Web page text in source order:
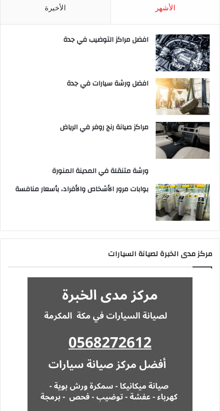
الأشهر الأخيرة
افضل مراكز التوضيب في جدة
افضل ورشة سيارات في جدة
مراكز صيانة رنج روفر في الرياض
ورشة متنقلة في المدينة المنورة
بوابات مرور الأشخاص والأفراد، بأسعار منافسة
مركز مدى الخبرة لصيانة السيارات